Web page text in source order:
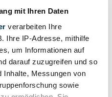
mit Ihren Daten
verarbeiten Ihre
Ihre IP-Adresse, mithilfe
um Informationen auf
darauf zuzugreifen und so
Inhalte, Messungen von
sowie
zu Ihrer Suche veröffentlicht.